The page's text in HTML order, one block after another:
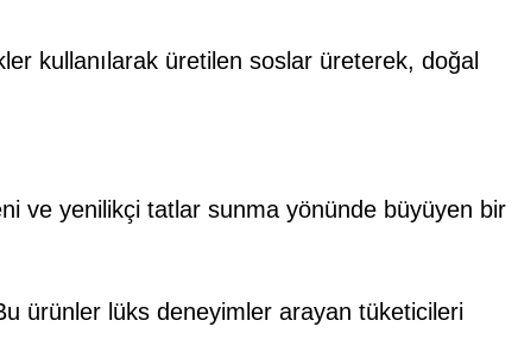
kullanılarak üretilen soslar üreterek, doğal
ve yenilikçi tatlar sunma yönünde büyüyen bir
ürünler lüks deneyimler arayan tüketicileri